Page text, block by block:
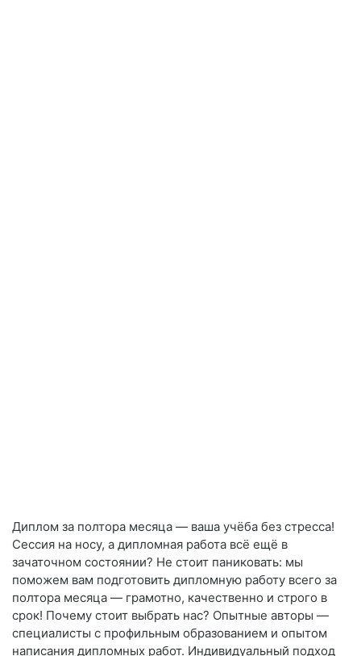
Диплом за полтора месяца — ваша учёба без стресса!
Сессия на носу, а дипломная работа всё ещё в
зачаточном состоянии? Не стоит паниковать: мы
поможем вам подготовить дипломную работу всего за
полтора месяца — грамотно, качественно и строго в
срок! Почему стоит выбрать нас? Опытные авторы —
специалисты с профильным образованием и опытом
написания дипломных работ. Индивидуальный подход